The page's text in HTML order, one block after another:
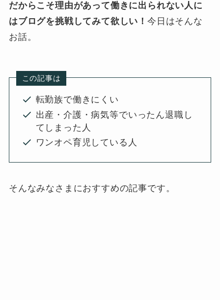
だからこそ理由があって働きに出られない人に
はブログを挑戦してみて欲しい！今日はそんな
お話。
この記事は
転勤族で働きにくい
出産・介護・病気等でいったん退職し
てしまった人
ワンオペ育児している人
そんなみなさまにおすすめの記事です。